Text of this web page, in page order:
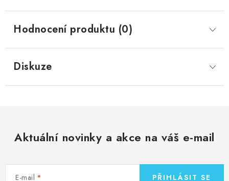
Hodnocení produktu (0)
Diskuze
Aktuální novinky a akce na váš e-mail
E-mail PŘIHLÁSIT SE